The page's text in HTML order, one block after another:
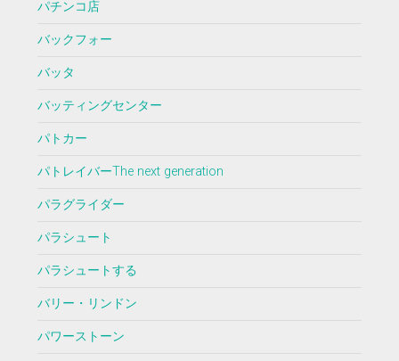
パチンコ店
バックフォー
バッタ
バッティングセンター
パトカー
パトレイバーThe next generation
パラグライダー
パラシュート
パラシュートする
バリー・リンドン
パワーストーン